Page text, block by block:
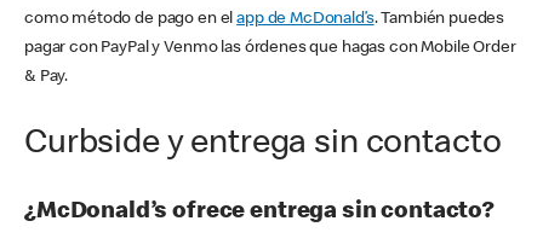
como método de pago en elapp de McDonald’s. También puedes
pagar con PayPal y Venmo las órdenes que hagas con Mobile Order
& Pay.
Curbside y entrega sin contacto
¿McDonald’s ofrece entrega sin contacto?